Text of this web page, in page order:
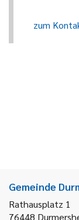
zum
Gemeinde
Rathausplatz 1
76448